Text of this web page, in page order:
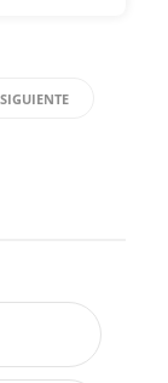
SIGUIENTE